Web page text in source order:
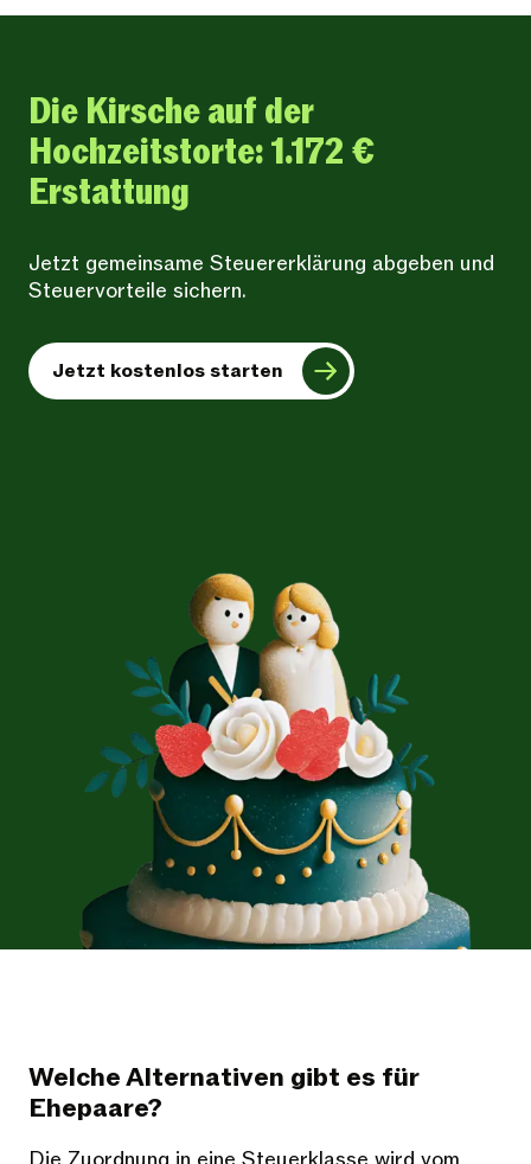
Die Kirsche auf der
Hochzeitstorte: 1.172 €
Erstattung
Jetzt gemeinsame Steuererklärung abgeben und
Steuervorteile sichern.
Jetzt kostenlos starten
Welche Alternativen gibt es für
Ehepaare?